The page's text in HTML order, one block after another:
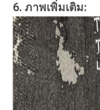
6. ภาพเพิ่มเติม: